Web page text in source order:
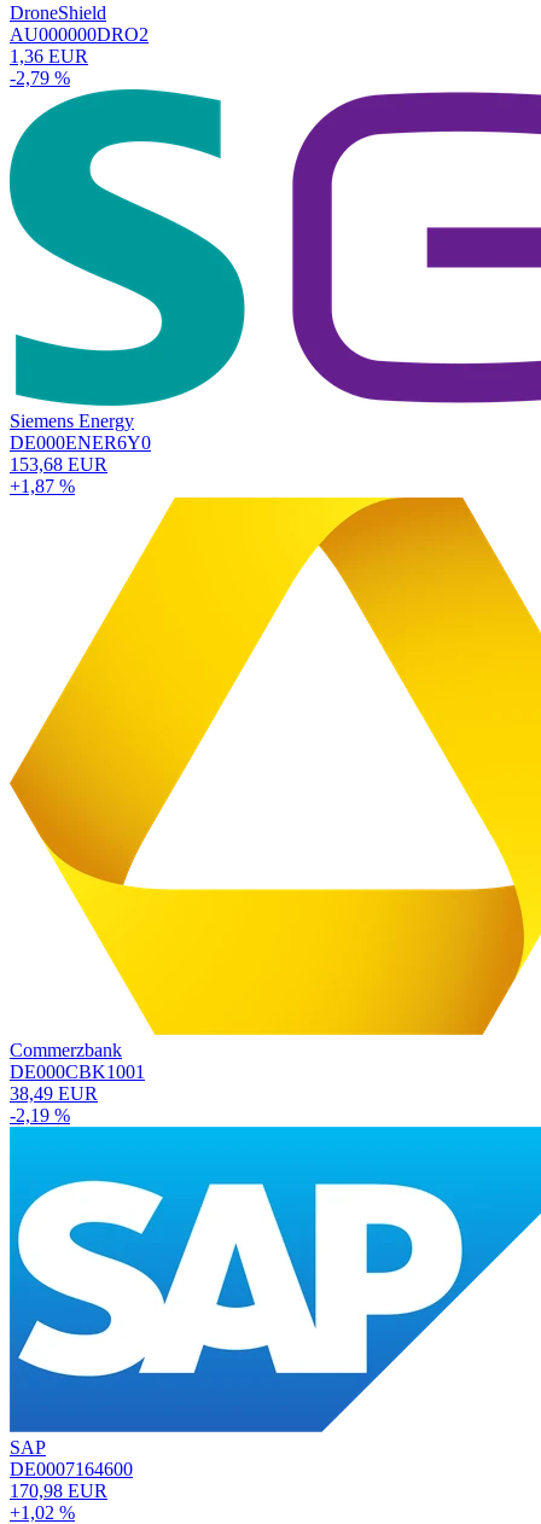
DroneShield
AU000000DRO2
1,36 EUR
-2,79 %
Siemens Energy
DE000ENER6Y0
153,68 EUR
+1,87 %
Commerzbank
DE000CBK1001
38,49 EUR
-2,19 %
SAP
DE0007164600
170,98 EUR
+1,02 %